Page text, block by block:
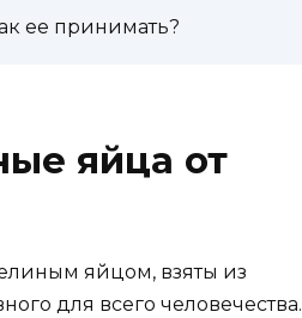
ее принимать?
яйца от
яйцом, взяты из
для всего человечества.